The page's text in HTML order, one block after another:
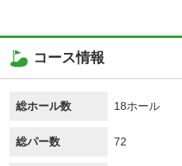
コース情報
総ホール数 18ホール
総パー数 72